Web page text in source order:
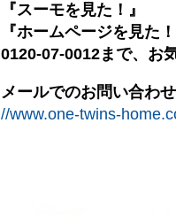
『スーモを見た！』
『ホームページを見た
0120-07-0012まで、お
メールでのお問い合わ
//www.one-twins-